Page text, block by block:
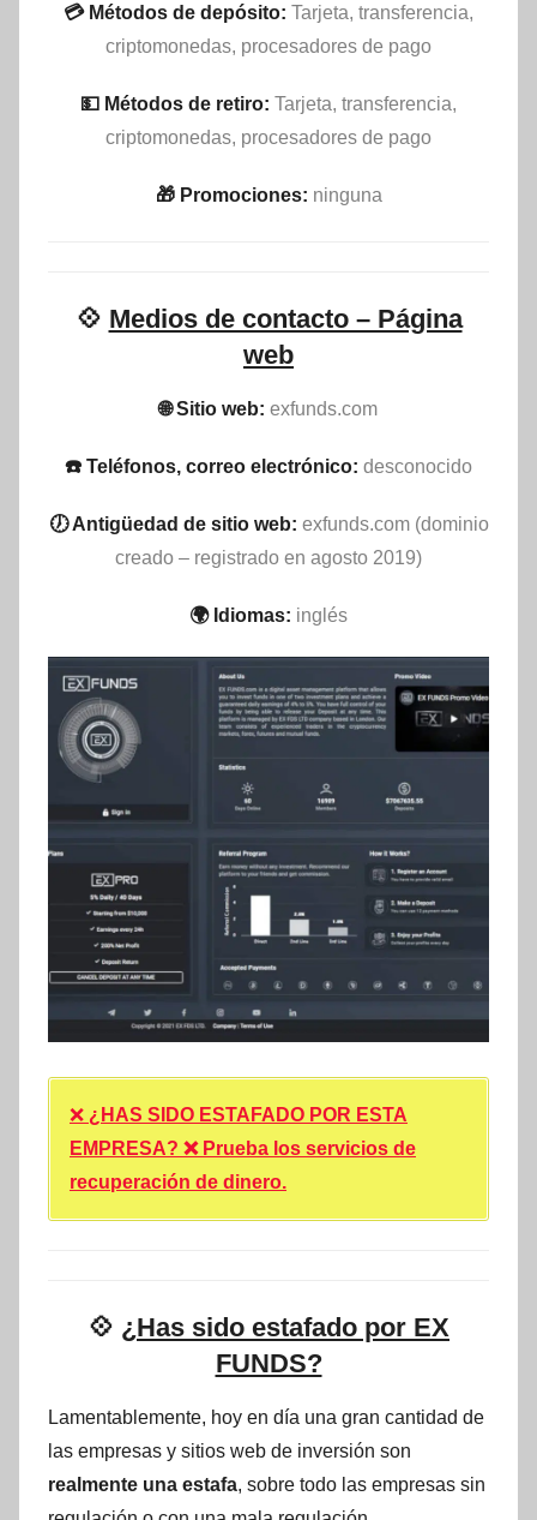
💳 Métodos de depósito: Tarjeta, transferencia,
criptomonedas, procesadores de pago
💵​ Métodos de retiro: Tarjeta, transferencia,
criptomonedas, procesadores de pago
🎁 Promociones: ninguna
💠 Medios de contacto – Página
web
🌐 Sitio web: exfunds.com
☎️ Teléfonos, correo electrónico: desconocido
🕖 Antigüedad de sitio web: exfunds.com (dominio
creado – registrado en agosto 2019)
🌍 Idiomas: inglés
❌ ¿HAS SIDO ESTAFADO POR ESTA
EMPRESA? ❌ Prueba los servicios de
recuperación de dinero.
💠 ¿Has sido estafado por EX
FUNDS?
Lamentablemente, hoy en día una gran cantidad de
las empresas y sitios web de inversión son
realmente una estafa, sobre todo las empresas sin